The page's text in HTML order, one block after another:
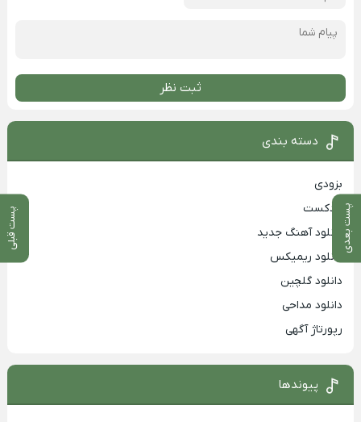
پست بعدی پست قبلی
ثبت نظر
دسته بندی
بزودی
پادکست
دانلود آهنگ جدید
دانلود ریمیکس
دانلود گلچین
دانلود مداحی
رپورتاژ آگهی
پیوندها